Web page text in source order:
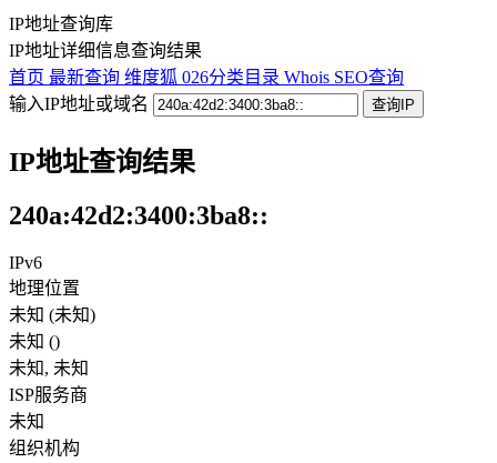
IP地址查询库
IP地址详细信息查询结果
首页 最新查询 维度狐 026分类目录 Whois SEO查询
输入IP地址或域名
查询IP
IP地址查询结果
240a:42d2:3400:3ba8::
IPv6
地理位置
未知 (未知)
未知 ()
未知, 未知
ISP服务商
未知
组织机构